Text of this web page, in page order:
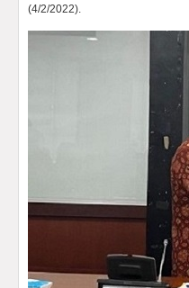
(4/2/2022).